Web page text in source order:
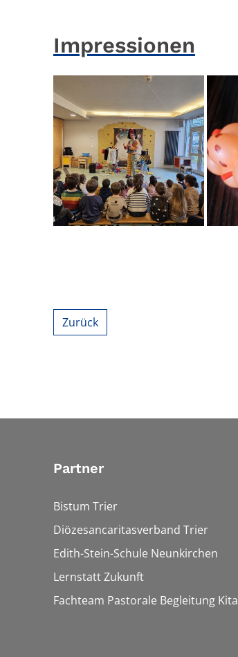
Impressionen
Zurück
Partner
Bistum Trier
Diözesancaritasverband Trier
Edith-Stein-Schule Neunkirchen
Lernstatt Zukunft
Fachteam Pastorale Begleitung Kita